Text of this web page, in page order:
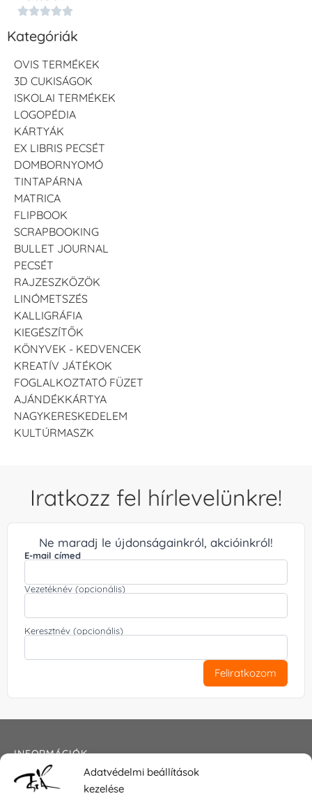
Adatvédelmi beállítások
kezelése

Kategóriák
OVIS TERMÉKEK
3D CUKISÁGOK
ISKOLAI TERMÉKEK
LOGOPÉDIA
KÁRTYÁK
EX LIBRIS PECSÉT
DOMBORNYOMÓ
TINTAPÁRNA
MATRICA
FLIPBOOK
SCRAPBOOKING
BULLET JOURNAL
PECSÉT
RAJZESZKÖZÖK
LINÓMETSZÉS
KALLIGRÁFIA
KIEGÉSZÍTŐK
KÖNYVEK - KEDVENCEK
KREATÍV JÁTÉKOK
FOGLALKOZTATÓ FÜZET
AJÁNDÉKKÁRTYA
NAGYKERESKEDELEM
KULTÚRMASZK
Iratkozz fel hírlevelünkre!
Ne maradj le újdonságainkról, akcióinkról!
E-mail címed
Vezetéknév (opcionális)
Keresztnév (opcionális)
Feliratkozom
INFORMÁCIÓK
Általános szerződési feltételek